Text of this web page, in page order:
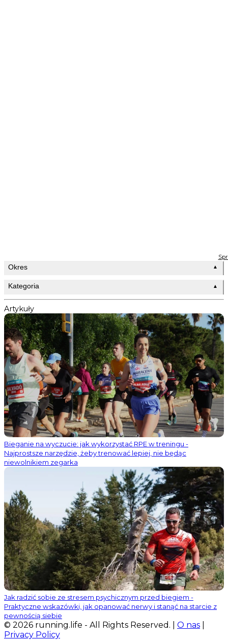
Okres ▲
Kategoria ▲
Artykuły
Bieganie na wyczucie: jak wykorzystać RPE w treningu -
Najprostsze narzędzie, żeby trenować lepiej, nie będąc
niewolnikiem zegarka
Jak radzić sobie ze stresem psychicznym przed biegiem -
Praktyczne wskazówki, jak opanować nerwy i stanąć na starcie z
pewnością siebie
© 2026 running.life - All Rights Reserved. | O nas
Privacy Policy